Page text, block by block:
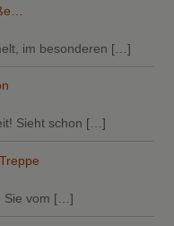
im besonderen […]
Sieht schon […]
Sie vom […]